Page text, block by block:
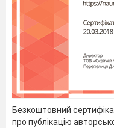
Безкоштовний
про публікацію